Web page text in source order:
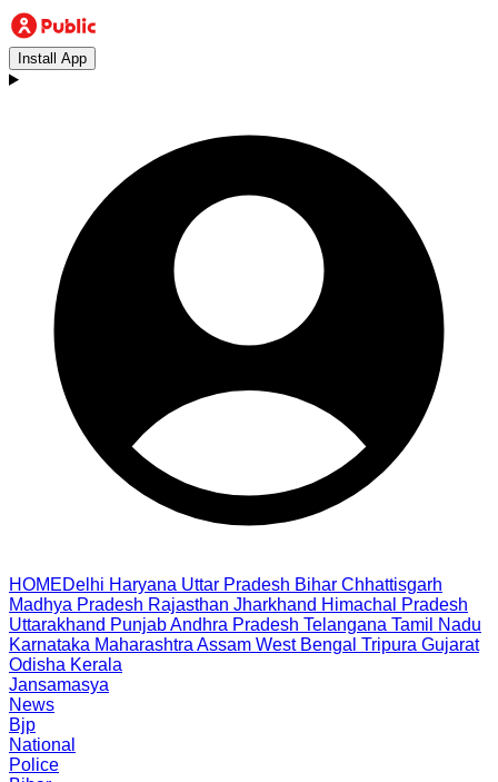
Install App
HOMEDelhi Haryana Uttar Pradesh Bihar Chhattisgarh
Madhya Pradesh Rajasthan Jharkhand Himachal Pradesh
Uttarakhand PunjabAndhra Pradesh Telangana Tamil Nadu
Karnataka Maharashtra Assam West Bengal Tripura Gujarat
Odisha Kerala
Jansamasya
News
Bjp
National
Police